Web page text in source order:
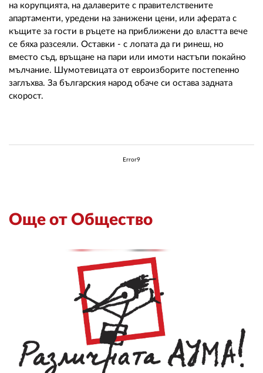
на корупцията, на далаверите с правителствените
апартаменти, уредени на занижени цени, или аферата с
къщите за гости в ръцете на приближени до властта вече
се бяха разсеяли. Оставки - с лопата да ги ринеш, но
вместо съд, връщане на пари или имоти настъпи покайно
мълчание. Шумотевицата от евроизборите постепенно
заглъхва. За българския народ обаче си остава задната
скорост.
Error9
Още от Общество